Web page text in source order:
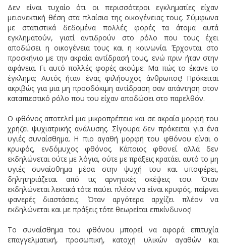
Δεν είναι τυχαίο ότι οι περισσότεροι εγκληματίες είχαν
μειονεκτική θέση στα πλαίσια της οικογένειας τους. Σύμφωνα
με στατιστικά δεδομένα πολλές φορές τα άτομα αυτά
εγκληματούν, γιατί αντιδρούν στο ρόλο που τους έχει
αποδώσει η οικογένεια τους και η κοινωνία. Έρχονται στο
προσκήνιο με την ακραία αντίδρασή τους, ενώ πριν ήταν στην
αφάνεια. Γι αυτό πολλές φορές ακούμε: Μα πώς το έκανε το
έγκλημα; Αυτός ήταν ένας φιλήσυχος άνθρωπος! Πρόκειται
ακριβώς για μια μη προσδόκιμη αντίδραση σαν απάντηση στον
καταπιεστικό ρόλο που του είχαν αποδώσει στο παρελθόν.
Ο φθόνος αποτελεί μια μικροπρέπεια και σε ακραία μορφή του
χρήζει ψυχιατρικής ανάλυσης. Σίγουρα δεν πρόκειται για ένα
υγιές συναίσθημα. Η πιο αγαθή μορφή του φθόνου είναι ο
κρυφός, ενδόμυχος φθόνος. Κάποιος φθονεί αλλά δεν
εκδηλώνεται ούτε με λόγια, ούτε με πράξεις κρατάει αυτό το μη
υγιές συναίσθημα μέσα στην ψυχή του και υποφέρει,
δηλητηριάζεται από τις αρνητικές σκέψεις του. Όταν
εκδηλώνεται λεκτικά τότε παύει πλέον να είναι κρυφός, παίρνει
φανερές διαστάσεις. Όταν αργότερα αρχίζει πλέον να
εκδηλώνεται και με πράξεις τότε θεωρείται επικίνδυνος!
Το συναίσθημα του φθόνου μπορεί να αφορά επιτυχία
επαγγελματική, προσωπική, κατοχή υλικών αγαθών και